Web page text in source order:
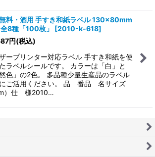
料・酒用 手すき和紙ラベル 130×80mm
8種「100枚」
[2010-k-618]
円(税込)
ープリンター対応ラベル 手すき和紙を使
ラベルシールです。 カラーは「白」と
然色」の2色。 多品種少量生産品のラベル
ご活用ください。 品 番品 名サイズ
）仕 様2010…